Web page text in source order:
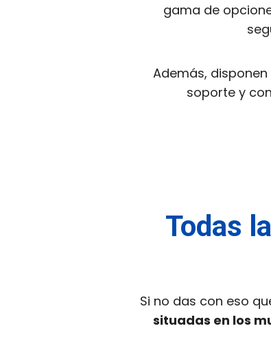
gama de
Además,
soporte y
Todas
Si no das con eso
situadas en los